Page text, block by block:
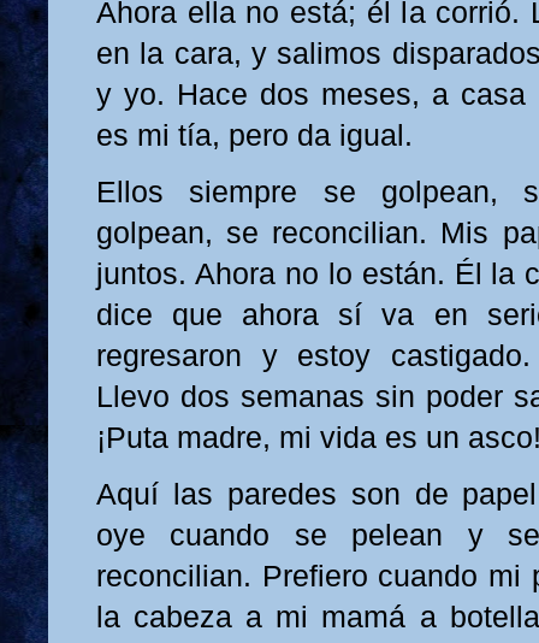
Ahora ella no está; él la corrió.
en la cara, y salimos
y yo. Hace dos meses, a
es mi tía, pero da igual.
Ellos siempre se golpean,
golpean, se reconcilian. Mis
juntos. Ahora no lo están. Él la
dice que ahora sí va en
regresaron y estoy
Llevo dos semanas sin poder
¡Puta madre, mi vida es un
Aquí las paredes son de
oye cuando se pelean y
reconcilian. Prefiero cuando mi
la cabeza a mi mamá a